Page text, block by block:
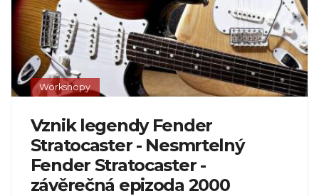
Workshopy
Vznik legendy Fender
Stratocaster - Nesmrtelný
Fender Stratocaster -
závěrečná epizoda 2000